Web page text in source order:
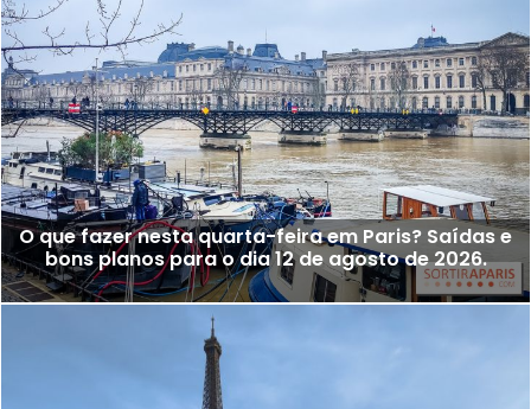
O que fazer nesta quarta-feira em Paris? Saídas e
bons planos para o dia 12 de agosto de 2026.